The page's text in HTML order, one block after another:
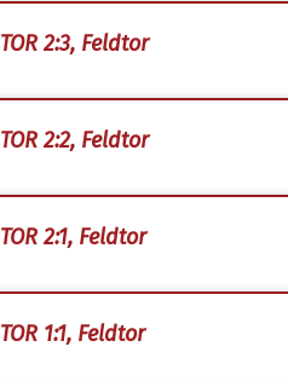
TOR 2:3, Feldtor
TOR 2:2, Feldtor
TOR 2:1, Feldtor
TOR 1:1, Feldtor